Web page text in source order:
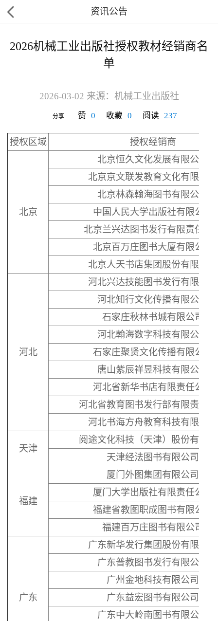
资讯公告
2026机械工业出版社授权教材经销商名
单
2026-03-02 来源：机械工业出版社
分享 赞 0 收藏 0 阅读 237
授权区域 授权经销商
北京
北京恒久文化发展有限公司
北京京文联发教育文化有限公司
北京林森翰海图书有限公司
中国人民大学出版社有限公司
北京兰兴达图书发行有限责任公
北京百万庄图书大厦有限公司
北京人天书店集团股份有限公司
河北
河北兴达技能图书发行有限公司
河北知行文化传播有限公司
石家庄秋林书城有限公司
河北翰海数字科技有限公司
石家庄聚贤文化传播有限公司
唐山紫辰祥昱科技有限公司
河北省新华书店有限责任公司
河北省教育图书发行部有限责任
河北书海方舟教育科技有限公司
天津
阅途文化科技（天津）股份有限
天津经法图书有限公司
福建
厦门外图集团有限公司
厦门大学出版社有限责任公司
福建省教图职成图书有限公司
福建百万庄图书有限公司
广东
广东新华发行集团股份有限公司
广东普教图书发行有限公司
广州金地科技有限公司
广东益宏图书有限公司
广东中大岭南图书有限公司